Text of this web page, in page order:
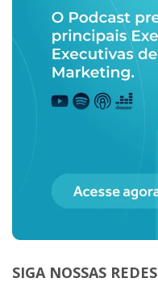
SIGA NOSSAS REDES